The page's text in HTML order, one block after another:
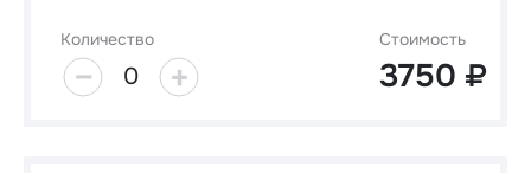
Количество
0
Стоимость
3750